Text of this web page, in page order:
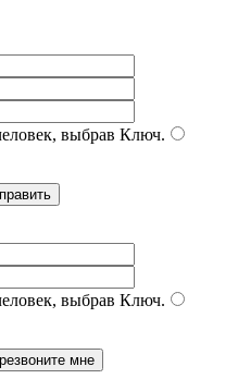
выбрав Ключ.
выбрав Ключ.